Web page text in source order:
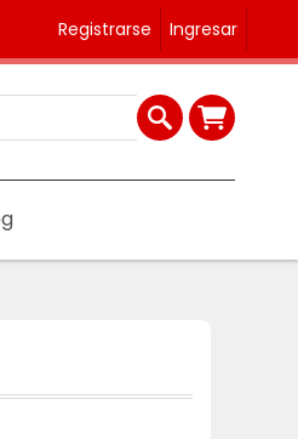
Registrarse Ingresar